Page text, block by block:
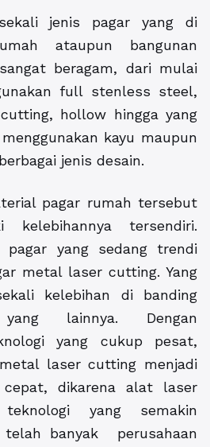
jenis pagar yang di
ataupun bangunan
beragam, dari mulai
full stenless steel,
hollow hingga yang
kayu maupun
jenis desain.
pagar rumah tersebut
kelebihannya tersendiri.
pagar yang sedang trendi
metal laser cutting. Yang
kelebihan di banding
lainnya. Dengan
yang cukup pesat,
laser cutting menjadi
dikarena alat laser
yang semakin
telah banyak perusahaan